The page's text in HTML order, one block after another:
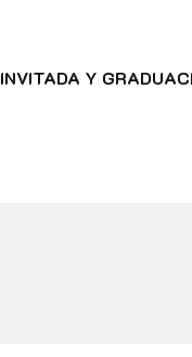
INVITADA Y